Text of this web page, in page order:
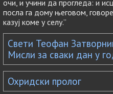
очи, и учини да прогледа: и
посла га дому његовом,
казуј коме у селу.”
Свети Теофан
Мисли за сваки дан у
Охридски пролог